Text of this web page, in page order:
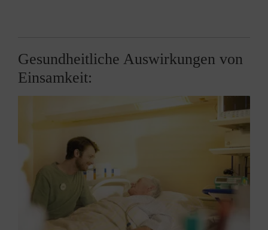
Gesundheitliche Auswirkungen von
Einsamkeit: